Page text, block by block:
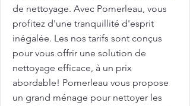
de nettoyage. Avec Pomerleau, vous
profitez d'une tranquillité d'esprit
inégalée. Les nos tarifs sont conçus
pour vous offrir une solution de
nettoyage efficace, à un prix
abordable! Pomerleau vous propose
un grand ménage pour nettoyer les